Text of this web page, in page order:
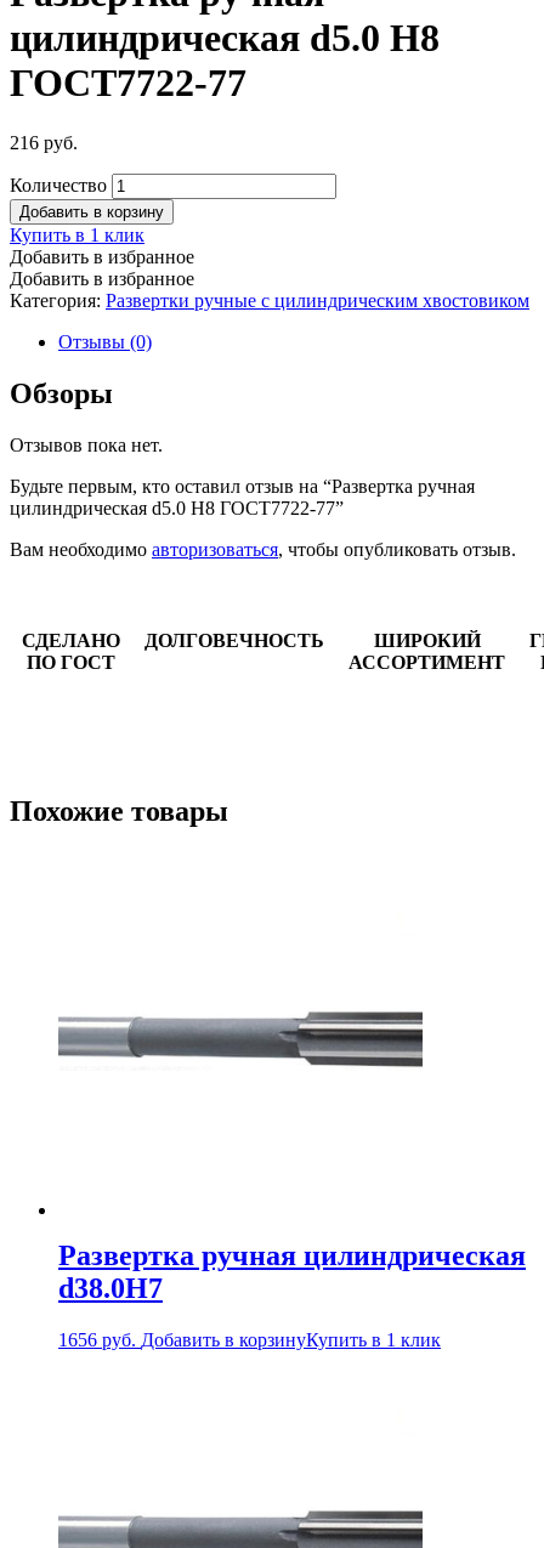
цилиндрическая d5.0 Н8
ГОСТ7722-77
216 руб.
Количество
Добавить в корзину
Купить в 1 клик
Добавить в избранное
Добавить в избранное
Категория: Развертки ручные с цилиндрическим хвостовиком
Отзывы (0)
Обзоры
Отзывов пока нет.
Будьте первым, кто оставил отзыв на “Развертка ручная
цилиндрическая d5.0 Н8 ГОСТ7722-77”
Вам необходимо авторизоваться, чтобы опубликовать отзыв.
СДЕЛАНО
ПО ГОСТ
ДОЛГОВЕЧНОСТЬ
ШИРОКИЙ
АССОРТИМЕНТ
Похожие товары
Развертка ручная цилиндрическая
d38.0Н7
1656 руб. Добавить в корзинуКупить в 1 клик